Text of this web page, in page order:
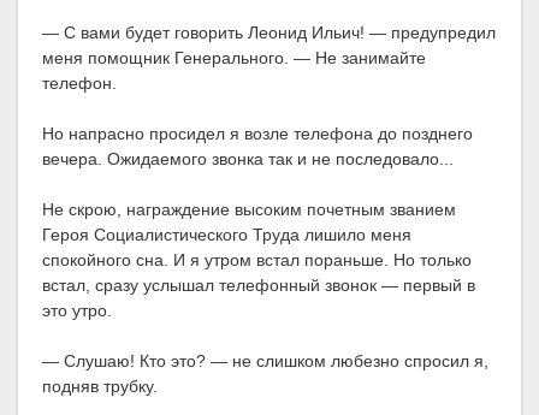
— С вами будет говорить Леонид Ильич! — предупредил
меня помощник Генерального. — Не занимайте
телефон.
Но напрасно просидел я возле телефона до позднего
вечера. Ожидаемого звонка так и не последовало...
Не скрою, награждение высоким почетным званием
Героя Социалистического Труда лишило меня
спокойного сна. И я утром встал пораньше. Но только
встал, сразу услышал телефонный звонок — первый в
это утро.
— Слушаю! Кто это? — не слишком любезно спросил я,
подняв трубку.